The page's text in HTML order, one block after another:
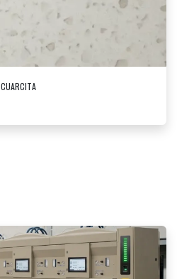
CUARCITA